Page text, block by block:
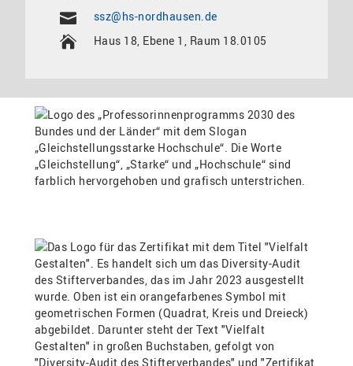
ssz@hs-nordhausen.de
Haus 18, Ebene 1, Raum 18.0105